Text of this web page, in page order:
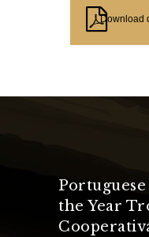
Download
the Year